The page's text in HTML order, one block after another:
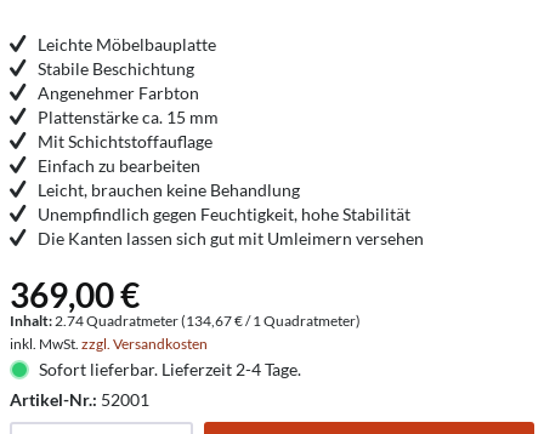
Leichte Möbelbauplatte
Stabile Beschichtung
Angenehmer Farbton
Plattenstärke ca. 15 mm
Mit Schichtstoffauflage
Einfach zu bearbeiten
Leicht, brauchen keine Behandlung
Unempfindlich gegen Feuchtigkeit, hohe Stabilität
Die Kanten lassen sich gut mit Umleimern versehen
369,00 €
Inhalt:2.74 Quadratmeter (134,67 € / 1 Quadratmeter)
inkl. MwSt. zzgl. Versandkosten
Sofort lieferbar. Lieferzeit 2-4 Tage.
Artikel-Nr.: 52001